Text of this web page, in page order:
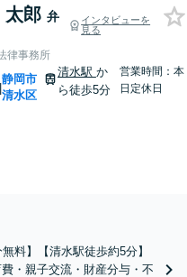
太郎 弁
インタビューを
見る
律事務所
|
静岡市
清水区
清水駅 か
ら徒歩5分
営業時間：本
日定休日
料】【清水駅徒歩約5分】
・親子交流・財産分与・不